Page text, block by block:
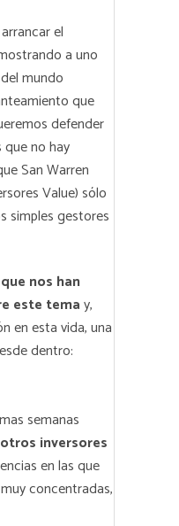
el
a uno
mundo
que
defender
no hay
San Warren
Value) sólo
simples gestores
nos han
este temay,
en esta vida, una
dentro:
semanas
inversores
en las que
concentradas,